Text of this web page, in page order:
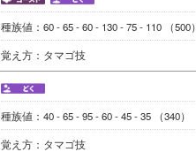
種族値：60 - 65 - 60 - 130 - 75 - 110 （500）
覚え方：タマゴ技
種族値：40 - 65 - 95 - 60 - 45 - 35 （340）
覚え方：タマゴ技